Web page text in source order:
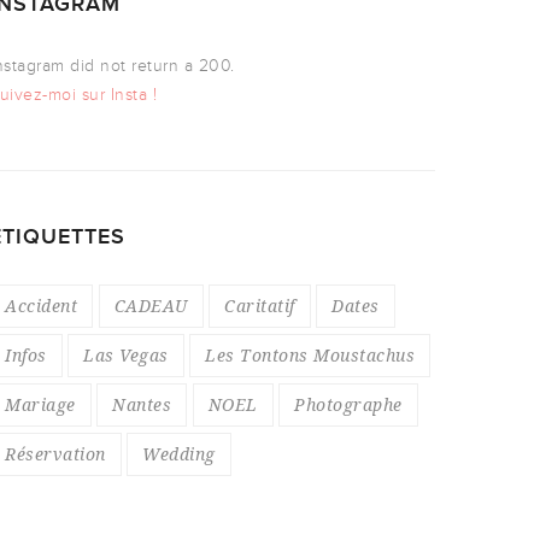
did not return a 200.
moi sur Insta !
Accident CADEAU Caritatif Dates
Infos Las Vegas Les Tontons Moustachus
Mariage Nantes NOEL Photographe
Réservation Wedding